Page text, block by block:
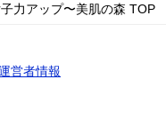
力アップ〜美肌の森 TOP
営者情報